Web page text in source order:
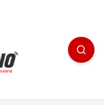
noticias/editorial